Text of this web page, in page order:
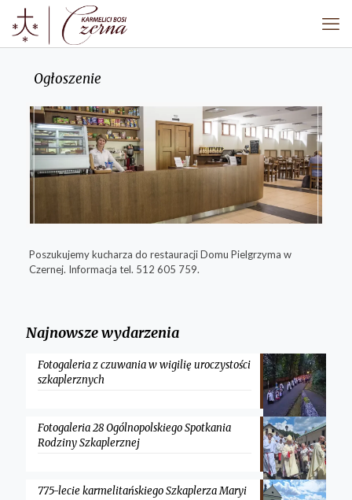
Ogłoszenie
Poszukujemy kucharza do restauracji Domu Pielgrzyma w
Czernej. Informacja tel. 512 605 759.
Najnowsze wydarzenia
Fotogaleria z czuwania w wigilię uroczystości
szkaplerznych
Fotogaleria 28 Ogólnopolskiego Spotkania
Rodziny Szkaplerznej
775-lecie karmelitańskiego Szkaplerza Maryi